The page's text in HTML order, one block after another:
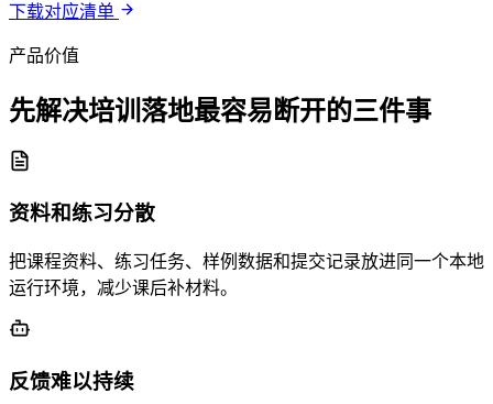
下载对应清单
产品价值
先解决培训落地最容易断开的三件事
资料和练习分散
把课程资料、练习任务、样例数据和提交记录放进同一个本地
运行环境，减少课后补材料。
反馈难以持续